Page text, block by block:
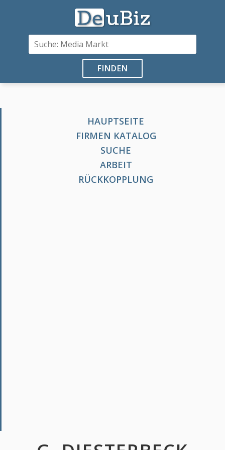
FINDEN
HAUPTSEITE
FIRMEN KATALOG
SUCHE
ARBEIT
RÜCKKOPPLUNG